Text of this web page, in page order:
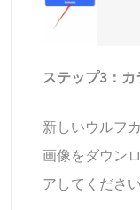
ステップ3：
新しいウルフ
画像をダウン
アしてください